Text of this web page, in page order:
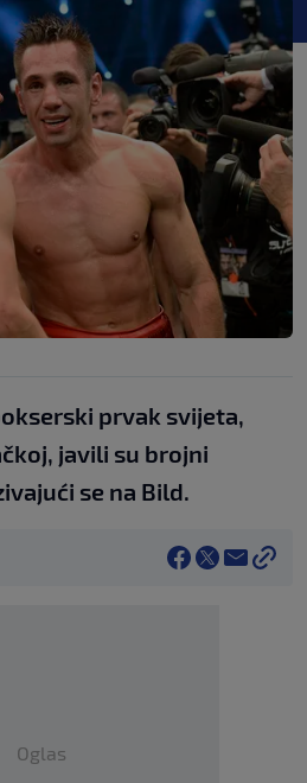
prvak svijeta,
javili su brojni
se na Bild.
Oglas